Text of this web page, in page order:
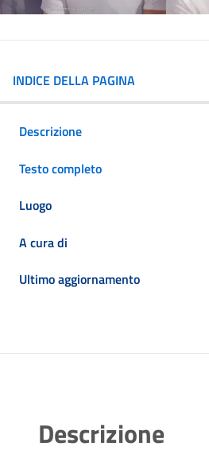
INDICE DELLA PAGINA
Descrizione
Testo completo
Luogo
A cura di
Ultimo aggiornamento
Descrizione